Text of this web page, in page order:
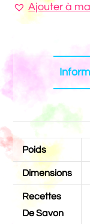
Ajouter à
Poids
Dimensions
Recettes
De Savon